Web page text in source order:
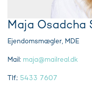
Maja Osadcha
Ejendomsmægler, MDE
Mail: maja@mailreal.dk
Tlf.: 5433 7607